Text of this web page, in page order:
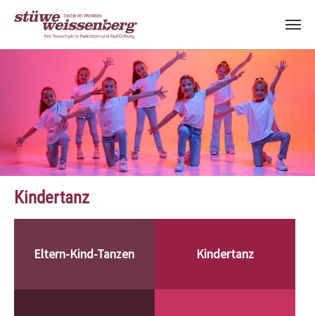
Zum Hauptinhalt springen
Kindertanz
Eltern-Kind-Tanzen Kindertanz